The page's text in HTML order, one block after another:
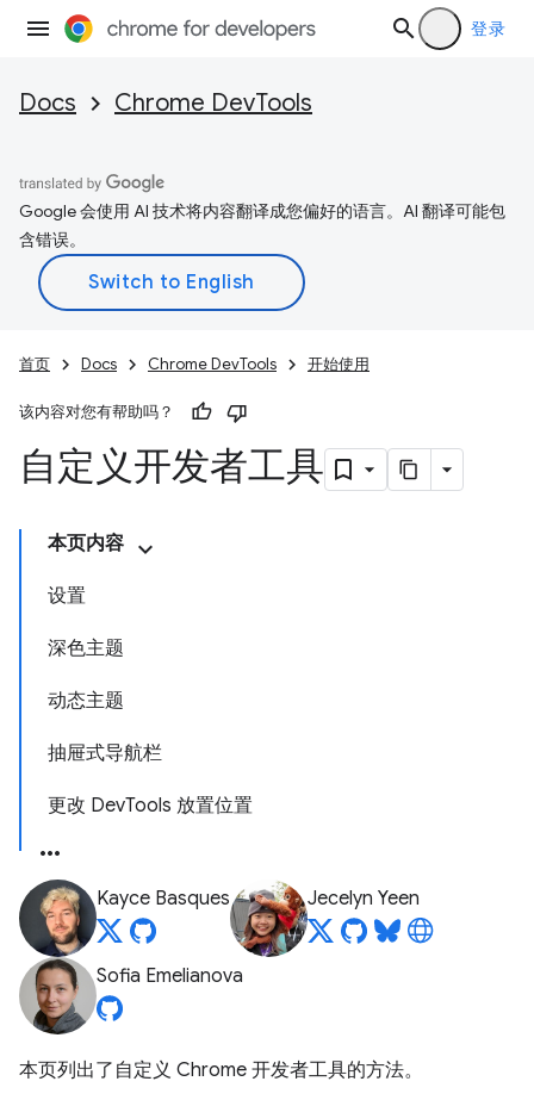
登录
Docs Chrome DevTools
Google 会使用 AI 技术将内容翻译成您偏好的语言。AI 翻译可能包
含错误。
首页 Docs Chrome DevTools 开始使用
该内容对您有帮助吗？
自定义开发者工具
本页内容
设置
深色主题
动态主题
抽屉式导航栏
更改 DevTools 放置位置
Kayce Basques Jecelyn Yeen
Sofia Emelianova
本页列出了自定义 Chrome 开发者工具的方法。